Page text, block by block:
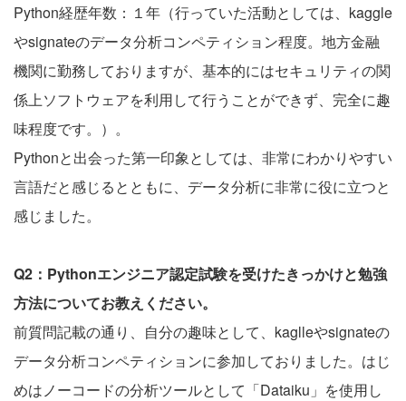
Python経歴年数：１年（行っていた活動としては、kaggle
やsignateのデータ分析コンペティション程度。地方金融
機関に勤務しておりますが、基本的にはセキュリティの関
係上ソフトウェアを利用して行うことができず、完全に趣
味程度です。）。
Pythonと出会った第一印象としては、非常にわかりやすい
言語だと感じるとともに、データ分析に非常に役に立つと
感じました。
Q2：Pythonエンジニア認定試験を受けたきっかけと勉強
方法についてお教えください。
前質問記載の通り、自分の趣味として、kaglleやsignateの
データ分析コンペティションに参加しておりました。はじ
めはノーコードの分析ツールとして「Dataiku」を使用し